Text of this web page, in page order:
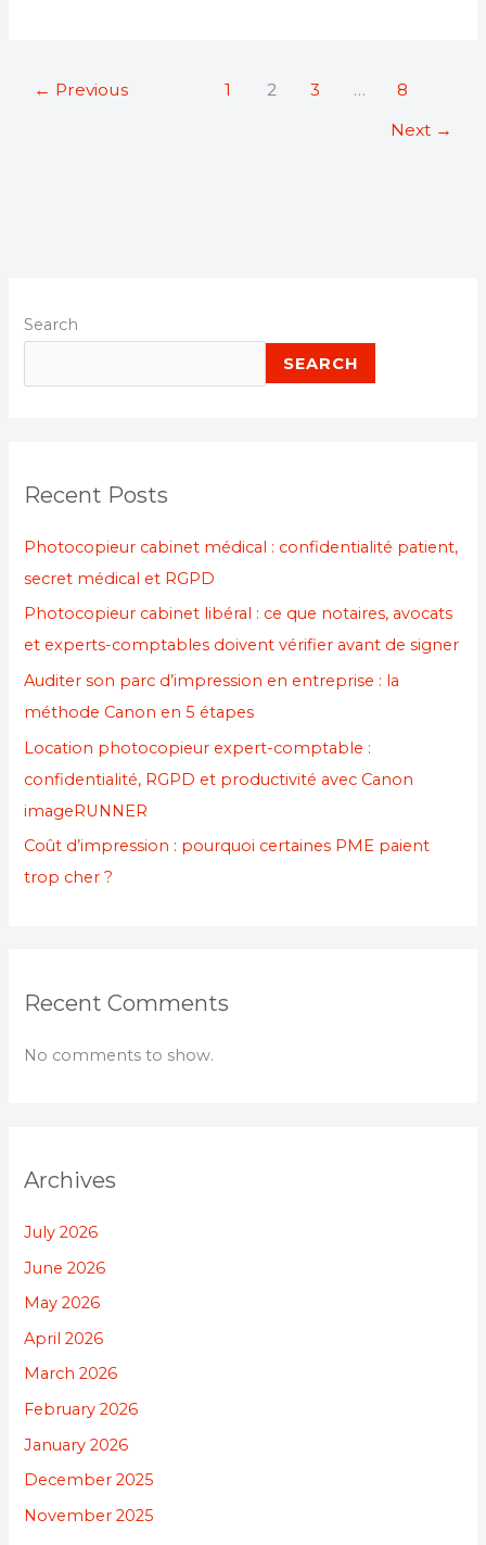
← Previous 1 2 3 …
8
Next →
Search
SEARCH
Recent Posts
Photocopieur cabinet médical : confidentialité patient,
secret médical et RGPD
Photocopieur cabinet libéral : ce que notaires, avocats
et experts-comptables doivent vérifier avant de signer
Auditer son parc d’impression en entreprise : la
méthode Canon en 5 étapes
Location photocopieur expert-comptable :
confidentialité, RGPD et productivité avec Canon
imageRUNNER
Coût d’impression : pourquoi certaines PME paient
trop cher ?
Recent Comments
No comments to show.
Archives
July 2026
June 2026
May 2026
April 2026
March 2026
February 2026
January 2026
December 2025
November 2025